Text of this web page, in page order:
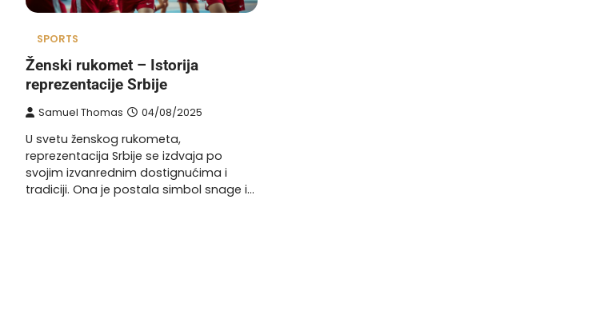
SPORTS
Ženski rukomet – Istorija
reprezentacije Srbije
Samuel Thomas 04/08/2025
U svetu ženskog rukometa,
reprezentacija Srbije se izdvaja po
svojim izvanrednim dostignućima i
tradiciji. Ona je postala simbol snage i…